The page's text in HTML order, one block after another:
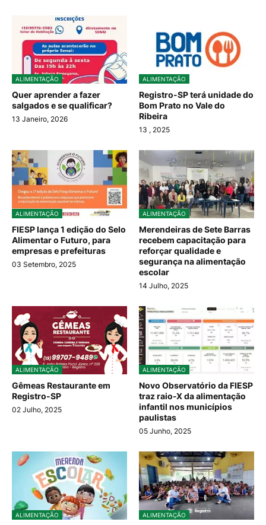
ALIMENTAÇÃO
Quer aprender a fazer
salgados e se qualificar?
13 Janeiro, 2026
ALIMENTAÇÃO
Registro-SP terá unidade do
Bom Prato no Vale do
Ribeira
13 , 2025
ALIMENTAÇÃO
FIESP lança 1 edição do Selo
Alimentar o Futuro, para
empresas e prefeituras
03 Setembro, 2025
ALIMENTAÇÃO
Merendeiras de Sete Barras
recebem capacitação para
reforçar qualidade e
segurança na alimentação
escolar
14 Julho, 2025
ALIMENTAÇÃO
Gêmeas Restaurante em
Registro-SP
02 Julho, 2025
ALIMENTAÇÃO
Novo Observatório da FIESP
traz raio-X da alimentação
infantil nos municípios
paulistas
05 Junho, 2025
ALIMENTAÇÃO ALIMENTAÇÃO